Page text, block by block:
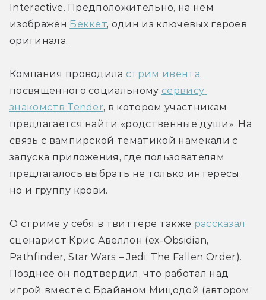
Interactive. Предположительно, на нём
изображён Беккет, один из ключевых героев
оригинала.
Компания проводила стрим ивента,
посвящённого социальному сервису
знакомств Tender, в котором участникам
предлагается найти «родственные души». На
связь с вампирской тематикой намекали с
запуска приложения, где пользователям
предлагалось выбрать не только интересы,
но и группу крови.
О стриме у себя в твиттере также рассказал
сценарист Крис Авеллон (ex-Obsidian,
Pathfinder, Star Wars – Jedi: The Fallen Order).
Позднее он подтвердил, что работал над
игрой вместе с Брайаном Мицодой (автором